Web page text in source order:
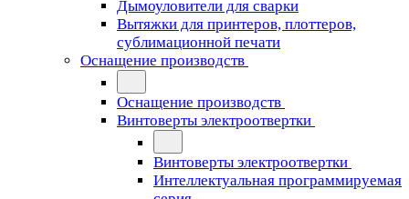
Дымоуловители для сварки
Вытяжки для принтеров, плоттеров,
сублимационной печати
Оснащение производств
Оснащение производств
Винтоверты электроотвертки
Винтоверты электроотвертки
Интеллектуальная программируемая